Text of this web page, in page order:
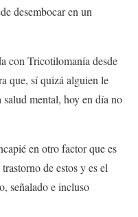
desembocar en un
con Tricotilomanía desde
que, sí quizá alguien le
mental, hoy en día no
en otro factor que es
de estos y es el
señalado e incluso